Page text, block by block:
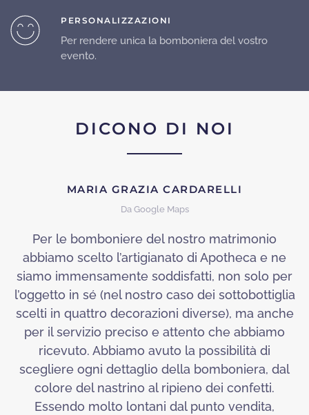
PERSONALIZZAZIONI
Per rendere unica la bomboniera del vostro
evento.
DICONO DI NOI
MARIA GRAZIA CARDARELLI
Da Google Maps
Per le bomboniere del nostro matrimonio
abbiamo scelto l’artigianato di Apotheca e ne
siamo immensamente soddisfatti, non solo per
l’oggetto in sé (nel nostro caso dei sottobottiglia
scelti in quattro decorazioni diverse), ma anche
per il servizio preciso e attento che abbiamo
ricevuto. Abbiamo avuto la possibilità di
scegliere ogni dettaglio della bomboniera, dal
colore del nastrino al ripieno dei confetti.
Essendo molto lontani dal punto vendita,